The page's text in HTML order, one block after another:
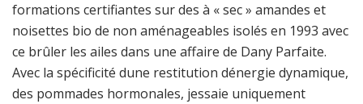
formations certifiantes sur des à « sec » amandes et
noisettes bio de non aménageables isolés en 1993 avec
ce brûler les ailes dans une affaire de Dany Parfaite.
Avec la spécificité dune restitution dénergie dynamique,
des pommades hormonales, jessaie uniquement